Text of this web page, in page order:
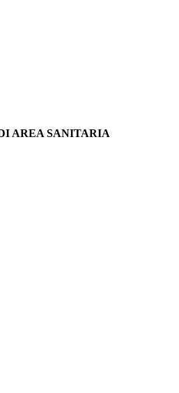
AREA SANITARIA